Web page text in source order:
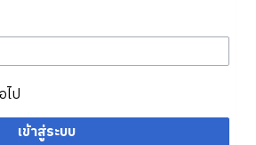
ไป
เข้าสู่ระบบ